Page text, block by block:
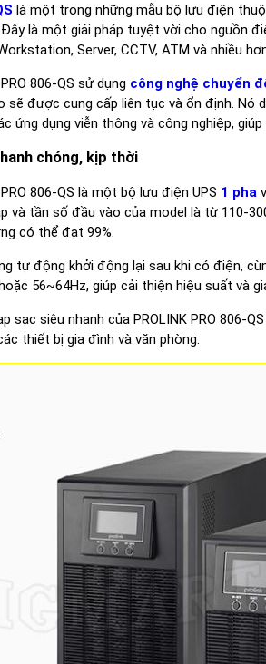
là một trong những mẫu bộ lưu điện
là một giải pháp tuyệt vời cho nguồn
Server, CCTV, ATM và nhiều
806-QS sử dụng công nghệ chuyển
sẽ được cung cấp liên tục và ổn định. Nó
ứng dụng viễn thông và công nghiệp,
chóng, kịp thời
806-QS là một bộ lưu điện UPS 1 pha
và tần số đầu vào của model là từ 110-
có thể đạt 99%.
tự động khởi động lại sau khi có điện,
56~64Hz, giúp cải thiện hiệu suất và
sạc siêu nhanh của PROLINK PRO 806-
thiết bị gia đình và văn phòng.